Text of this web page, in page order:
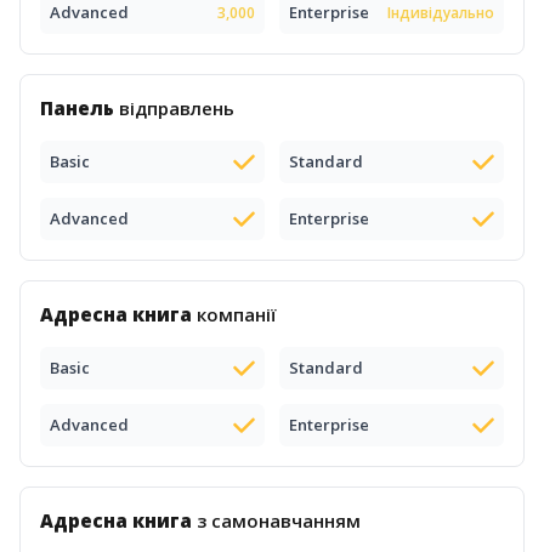
Advanced 3,000 Enterprise Індивідуально
Панель відправлень
Basic Standard
Advanced Enterprise
Адресна книга компанії
Basic Standard
Advanced Enterprise
Адресна книга з самонавчанням